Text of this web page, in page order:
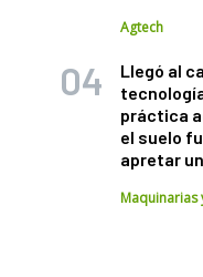
Agtech
Llegó al
práctica
el suelo
apretar
Maquinarias